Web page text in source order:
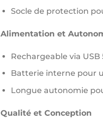
Socle de protection
Alimentation et
Rechargeable via USB
Batterie interne pour
Longue autonomie
Qualité et Conception